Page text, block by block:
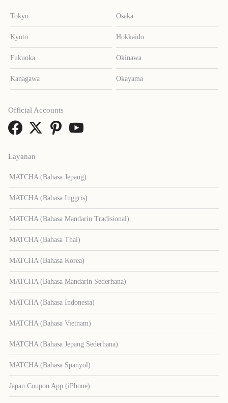
Tokyo Osaka
Kyoto Hokkaido
Fukuoka Okinawa
Kanagawa Okayama
Layanan
MATCHA (Bahasa Jepang)
MATCHA (Bahasa Inggris)
MATCHA (Bahasa Mandarin Tradisional)
MATCHA (Bahasa Thai)
MATCHA (Bahasa Korea)
MATCHA (Bahasa Mandarin Sederhana)
MATCHA (Bahasa Indonesia)
MATCHA (Bahasa Vietnam)
MATCHA (Bahasa Jepang Sederhana)
MATCHA (Bahasa Spanyol)
Japan Coupon App (iPhone)
Official Accounts